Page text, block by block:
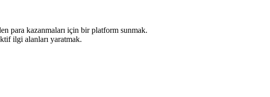
para kazanmaları için bir platform sunmak.
ilgi alanları yaratmak.